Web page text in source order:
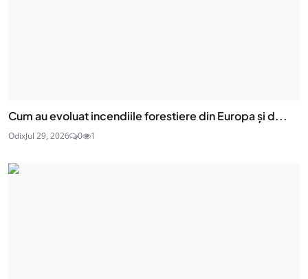
Cum au evoluat incendiile forestiere din Europa și d...
OdixJul 29, 2026 0 1